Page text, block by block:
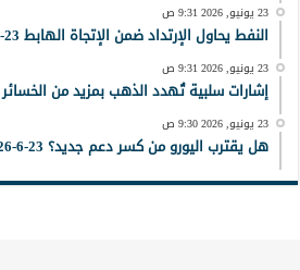
23 يونيو, 2026 9:31 ص
النفط يحاول الإرتداد ضمن الإتجاة الهابط 23-6-2026
23 يونيو, 2026 9:31 ص
إشارات سلبية تُهدد الذهب بمزيد من الخسائر 23-6-2026
23 يونيو, 2026 9:30 ص
هل يقترب اليورو من كسر دعم جديد؟ 23-6-2026